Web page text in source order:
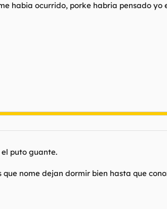
habia ocurrido, porke habria pensado yo
puto guante.
nome dejan dormir bien hasta que